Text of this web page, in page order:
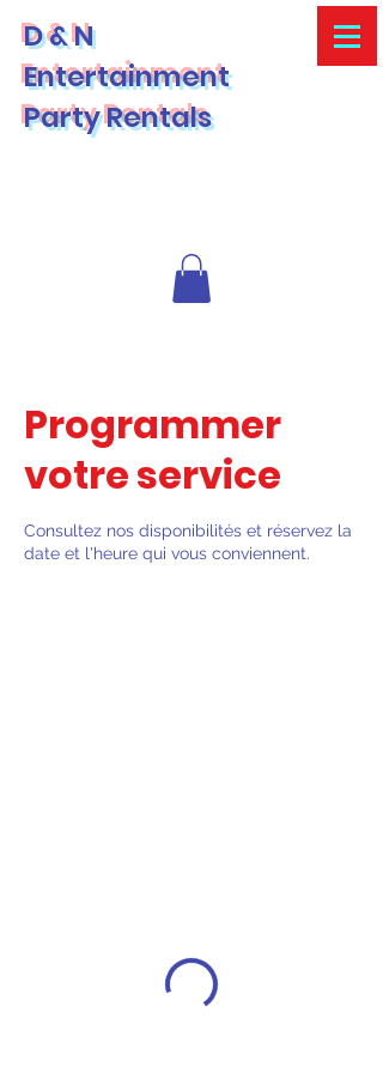
D & N
Entertainment
Party Rentals
Programmer
votre service
Consultez nos disponibilités et réservez la
date et l'heure qui vous conviennent.